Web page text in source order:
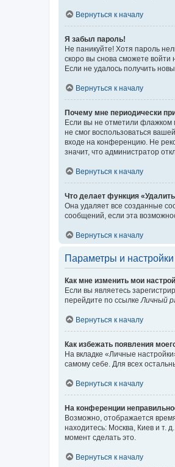
Вернуться к началу
Я забыл пароль!
Не паникуйте! Хотя пароль
скоро вы снова сможете
Если не удалось получить
Вернуться к началу
Почему мне периодически
Если вы не отметили флажком
не смог воспользоваться
входе на конференцию. Не
значит, что администратор
Вернуться к началу
Что делает функция
Она удаляет все созданные
сообщений, если эта
Вернуться к началу
Параметры и настройки
Как мне изменить мои
Если вы являетесь
перейдите по ссылкеЛичный
Вернуться к началу
Как избежать появления
На вкладке «Личные
самому себе. Для всех
Вернуться к началу
На конференции
Возможно, отображается
находитесь: Москва, Киев и т.
момент сделать это.
Вернуться к началу